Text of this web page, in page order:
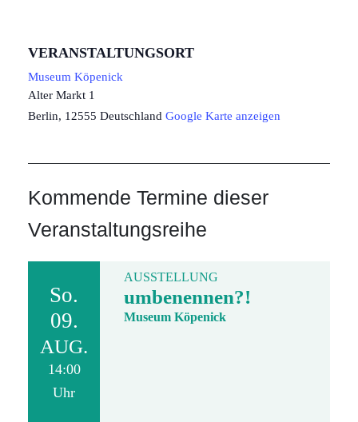
VERANSTALTUNGSORT
Museum Köpenick
Alter Markt 1
Berlin, 12555 Deutschland Google Karte anzeigen
Kommende Termine dieser
Veranstaltungsreihe
So.
09.
AUG.
14:00
Uhr
AUSSTELLUNG
umbenennen?!
Museum Köpenick